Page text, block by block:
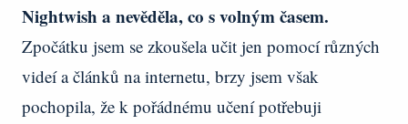
Nightwish a nevěděla, co s volným časem.
Zpočátku jsem se zkoušela učit jen pomocí různých
videí a článků na internetu, brzy jsem však
pochopila, že k pořádnému učení potřebuji